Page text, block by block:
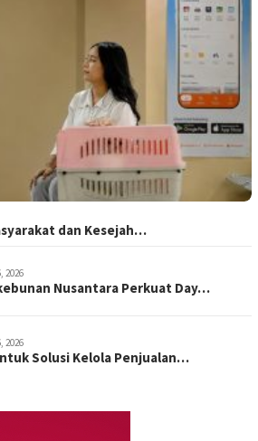
dan Kesejah…
2026
Nusantara Perkuat Day…
2026
Solusi Kelola Penjualan…